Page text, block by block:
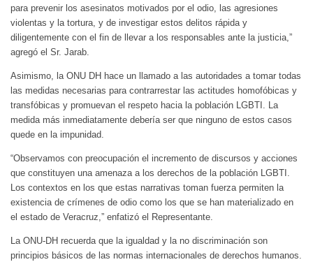
para prevenir los asesinatos motivados por el odio, las agresiones
violentas y la tortura, y de investigar estos delitos rápida y
diligentemente con el fin de llevar a los responsables ante la justicia,”
agregó el Sr. Jarab.
Asimismo, la ONU DH hace un llamado a las autoridades a tomar todas
las medidas necesarias para contrarrestar las actitudes homofóbicas y
transfóbicas y promuevan el respeto hacia la población LGBTI. La
medida más inmediatamente debería ser que ninguno de estos casos
quede en la impunidad.
“Observamos con preocupación el incremento de discursos y acciones
que constituyen una amenaza a los derechos de la población LGBTI.
Los contextos en los que estas narrativas toman fuerza permiten la
existencia de crímenes de odio como los que se han materializado en
el estado de Veracruz,” enfatizó el Representante.
La ONU-DH recuerda que la igualdad y la no discriminación son
principios básicos de las normas internacionales de derechos humanos.